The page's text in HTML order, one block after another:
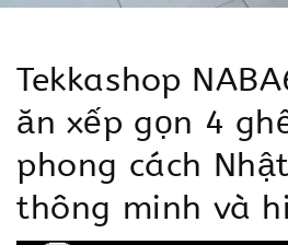
Tekkashop
ăn xếp gọn 4
phong cách
thông minh và